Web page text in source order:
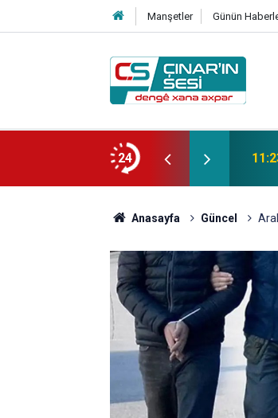
Manşetler Günün
24
Hiçbir şekilde puana bakılmamalı,
Anasayfa Güncel